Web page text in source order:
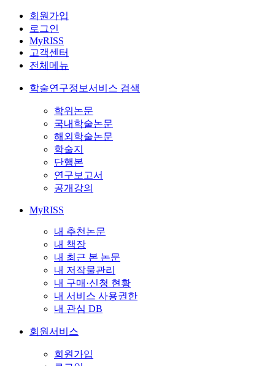
회원가입
로그인
MyRISS
고객센터
전체메뉴
학술연구정보서비스 검색
학위논문
국내학술논문
해외학술논문
학술지
단행본
연구보고서
공개강의
MyRISS
내 추천논문
내 책장
내 최근 본 논문
내 저작물관리
내 구매·신청 현황
내 서비스 사용권한
내 관심 DB
회원서비스
회원가입